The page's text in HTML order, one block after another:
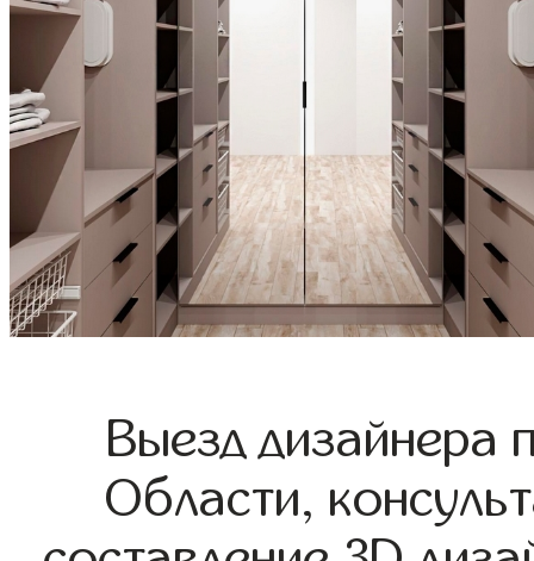
Выезд дизайнера
Области,